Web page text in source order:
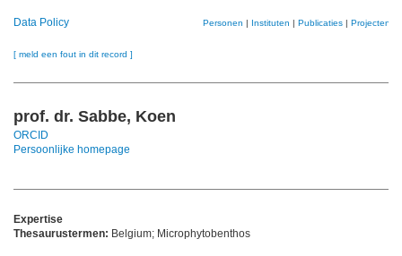
Data Policy Personen | Instituten | Publicaties | Projecten
[ meld een fout in dit record ]
prof. dr. Sabbe, Koen
ORCID
Persoonlijke homepage
Expertise
Thesaurustermen: Belgium; Microphytobenthos